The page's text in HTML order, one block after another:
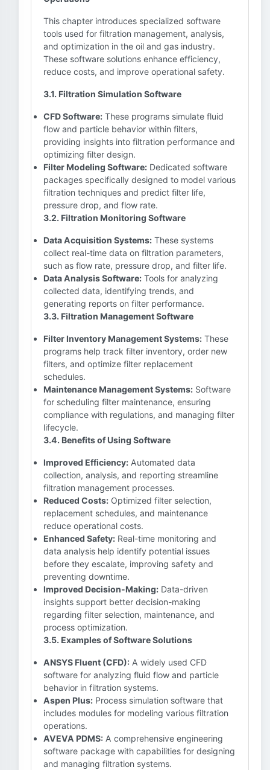
This chapter introduces specialized software
tools used for filtration management, analysis,
and optimization in the oil and gas industry.
These software solutions enhance efficiency,
reduce costs, and improve operational safety.
3.1. Filtration Simulation Software
CFD Software: These programs simulate fluid
flow and particle behavior within filters,
providing insights into filtration performance and
optimizing filter design.
Filter Modeling Software: Dedicated software
packages specifically designed to model various
filtration techniques and predict filter life,
pressure drop, and flow rate.
3.2. Filtration Monitoring Software
Data Acquisition Systems: These systems
collect real-time data on filtration parameters,
such as flow rate, pressure drop, and filter life.
Data Analysis Software: Tools for analyzing
collected data, identifying trends, and
generating reports on filter performance.
3.3. Filtration Management Software
Filter Inventory Management Systems: These
programs help track filter inventory, order new
filters, and optimize filter replacement
schedules.
Maintenance Management Systems: Software
for scheduling filter maintenance, ensuring
compliance with regulations, and managing filter
lifecycle.
3.4. Benefits of Using Software
Improved Efficiency: Automated data
collection, analysis, and reporting streamline
filtration management processes.
Reduced Costs: Optimized filter selection,
replacement schedules, and maintenance
reduce operational costs.
Enhanced Safety: Real-time monitoring and
data analysis help identify potential issues
before they escalate, improving safety and
preventing downtime.
Improved Decision-Making: Data-driven
insights support better decision-making
regarding filter selection, maintenance, and
process optimization.
3.5. Examples of Software Solutions
ANSYS Fluent (CFD): A widely used CFD
software for analyzing fluid flow and particle
behavior in filtration systems.
Aspen Plus: Process simulation software that
includes modules for modeling various filtration
operations.
AVEVA PDMS: A comprehensive engineering
software package with capabilities for designing
and managing filtration systems.